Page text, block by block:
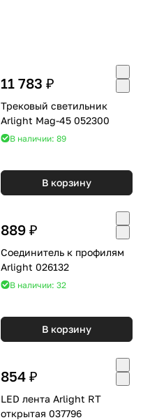
11 783 ₽
Трековый светильник
Arlight Mag-45 052300
В наличии: 89
В корзину
889 ₽
Соединитель к профилям
Arlight 026132
В наличии: 32
В корзину
854 ₽
LED лента Arlight RT
открытая 037796